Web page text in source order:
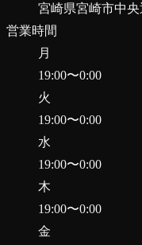
宮崎県宮崎市中
営業時間
月
19:00〜0:00
火
19:00〜0:00
水
19:00〜0:00
木
19:00〜0:00
金